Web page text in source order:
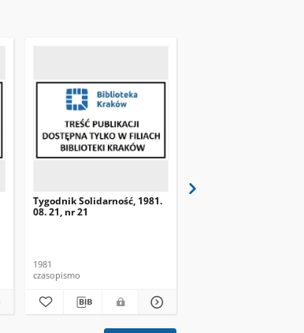
Tygodnik Solidarność, 1981.
08. 21, nr 21
1981
czasopismo